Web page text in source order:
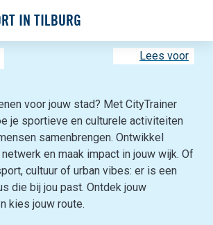
IN TILBURG
Lees voor
voor jouw stad? Met CityTrainer
je sportieve en culturele activiteiten
samenbrengen. Ontwikkel
en maak impact in jouw wijk. Of
cultuur of urban vibes: er is een
die bij jou past. Ontdek jouw
kies jouw route.